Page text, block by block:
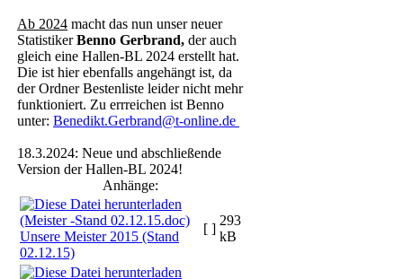
Ab 2024 macht das nun unser neuer
StatistikerBenno Gerbrand, der auch
gleich eine Hallen-BL 2024 erstellt hat.
Die ist hier ebenfalls angehängt ist, da
der Ordner Bestenliste leider nicht mehr
funktioniert. Zu errreichen ist Benno
unter: Benedikt.Gerbrand@t-online.de
18.3.2024: Neue und abschließende
Version der Hallen-BL 2024!
Anhänge:
Unsere Meister 2015 (Stand
02.12.15)
[ ]
293
kB